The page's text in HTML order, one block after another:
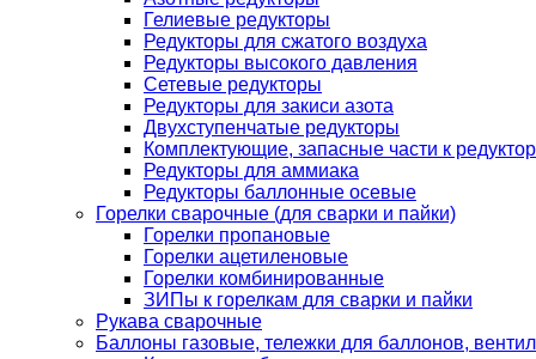
Гелиевые редукторы
Редукторы для сжатого воздуха
Редукторы высокого давления
Сетевые редукторы
Редукторы для закиси азота
Двухступенчатые редукторы
Комплектующие, запасные части к
Редукторы для аммиака
Редукторы баллонные осевые
Горелки сварочные (для сварки и пайки)
Горелки пропановые
Горелки ацетиленовые
Горелки комбинированные
ЗИПы к горелкам для сварки и пайки
Рукава сварочные
Баллоны газовые, тележки для баллонов,